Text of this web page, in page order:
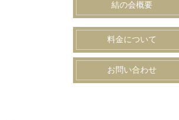
結の会概要
料金について
お問い合わせ